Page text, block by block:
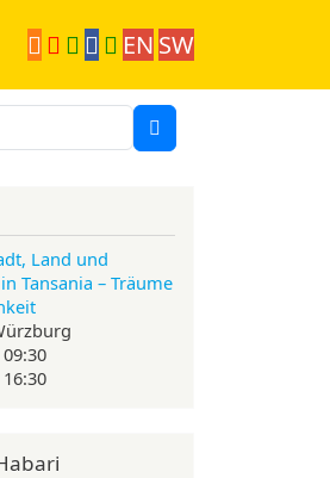
EN SW
Land und
Tansania – Träume